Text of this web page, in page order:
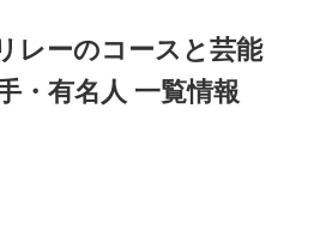
レーのコースと芸能
・有名人 一覧情報